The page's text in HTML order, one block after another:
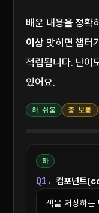
배운 내용을 정확
이상맞히면 챕터
적립됩니다. 난이
있어요.
하 쉬움 중 보통
하
Q1. 컴포넌트
색을 저장하는